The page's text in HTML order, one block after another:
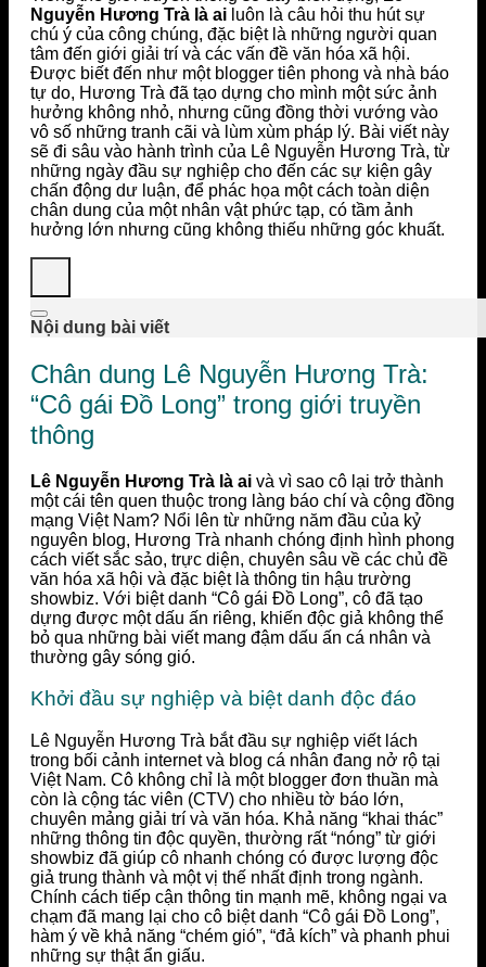
Nguyễn Hương Trà là ai luôn là câu hỏi thu hút sự
chú ý của công chúng, đặc biệt là những người quan
tâm đến giới giải trí và các vấn đề văn hóa xã hội.
Được biết đến như một blogger tiên phong và nhà báo
tự do, Hương Trà đã tạo dựng cho mình một sức ảnh
hưởng không nhỏ, nhưng cũng đồng thời vướng vào
vô số những tranh cãi và lùm xùm pháp lý. Bài viết này
sẽ đi sâu vào hành trình của Lê Nguyễn Hương Trà, từ
những ngày đầu sự nghiệp cho đến các sự kiện gây
chấn động dư luận, để phác họa một cách toàn diện
chân dung của một nhân vật phức tạp, có tầm ảnh
hưởng lớn nhưng cũng không thiếu những góc khuất.
Nội dung bài viết
Chân dung Lê Nguyễn Hương Trà:
“Cô gái Đồ Long” trong giới truyền
thông
Lê Nguyễn Hương Trà là ai và vì sao cô lại trở thành
một cái tên quen thuộc trong làng báo chí và cộng đồng
mạng Việt Nam? Nổi lên từ những năm đầu của kỷ
nguyên blog, Hương Trà nhanh chóng định hình phong
cách viết sắc sảo, trực diện, chuyên sâu về các chủ đề
văn hóa xã hội và đặc biệt là thông tin hậu trường
showbiz. Với biệt danh “Cô gái Đồ Long”, cô đã tạo
dựng được một dấu ấn riêng, khiến độc giả không thể
bỏ qua những bài viết mang đậm dấu ấn cá nhân và
thường gây sóng gió.
Khởi đầu sự nghiệp và biệt danh độc đáo
Lê Nguyễn Hương Trà bắt đầu sự nghiệp viết lách
trong bối cảnh internet và blog cá nhân đang nở rộ tại
Việt Nam. Cô không chỉ là một blogger đơn thuần mà
còn là cộng tác viên (CTV) cho nhiều tờ báo lớn,
chuyên mảng giải trí và văn hóa. Khả năng “khai thác”
những thông tin độc quyền, thường rất “nóng” từ giới
showbiz đã giúp cô nhanh chóng có được lượng độc
giả trung thành và một vị thế nhất định trong ngành.
Chính cách tiếp cận thông tin mạnh mẽ, không ngại va
chạm đã mang lại cho cô biệt danh “Cô gái Đồ Long”,
hàm ý về khả năng “chém gió”, “đả kích” và phanh phui
những sự thật ẩn giấu.